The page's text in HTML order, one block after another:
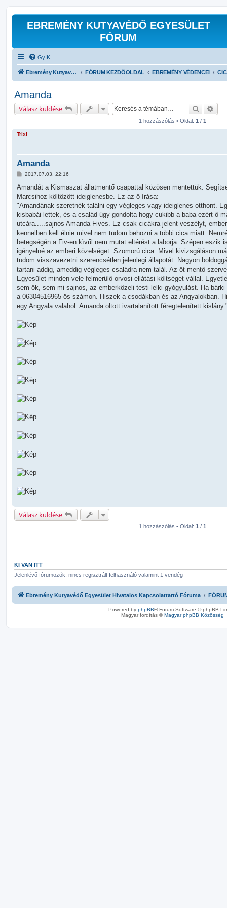
EBREMÉNY KUTYAVÉDŐ EGYESÜLET
FÓRUM
GyIK
Ebremény Kutyavédő Egyesület Hivatalos Kapcsolattartó Fóruma FÓRUM KEZDŐOLDAL EBREMÉNY VÉDENCEI
Amanda
Válasz küldése Keresés
1 hozzászólás • Oldal: 1 / 1
Trixi
Amanda
H
z
á
s
ó
l
s
2017.07.03. 22:16
Amandát a Kismaszat állatmentő csapattal közösen mentettük.
Marcsihoz költözött ideiglenesbe. Ez az ő írása:
"Amandának szeretnék találni egy végleges vagy ideiglenes otthont.
kisbabái lettek, és a család úgy gondolta hogy cukibb a baba ezért ő
utcára.....sajnos Amanda Fives. Ez csak cicákra jelent veszélyt,
kennelben kell élnie mivel nem tudom behozni a többi cica miatt.
betegségén a Fiv-en kìvűl nem mutat eltérést a laborja. Szépen eszik
igényelné az emberi közelséget. Szomorú cica. Mivel kivizsgáláson
tudom visszavezetni szerencsétlen jelenlegi állapotát. Nagyon
tartani addig, ameddig végleges családra nem talál. Az őt mentő
Egyesület minden vele felmerülő orvosi-ellátási költséget vállal.
sem ők, sem mi sajnos, az emberközeli testi-lelki gyógyulást. Ha
a 06304516965-ös számon. Hiszek a csodákban és az Angyalokban.
egy Angyala valahol. Amanda oltott ivartalanított féregtelenített
Válasz küldése
1 hozzászólás • Oldal: 1 / 1
KI VAN ITT
Jelenlévő fórumozók: nincs regisztrált felhasználó valamint 1 vendég
Ebremény Kutyavédő Egyesület Hivatalos Kapcsolattartó Fóruma
Powered by phpBB® Forum Software © phpBB
Magyar fordítás ©Magyar phpBB Közösség